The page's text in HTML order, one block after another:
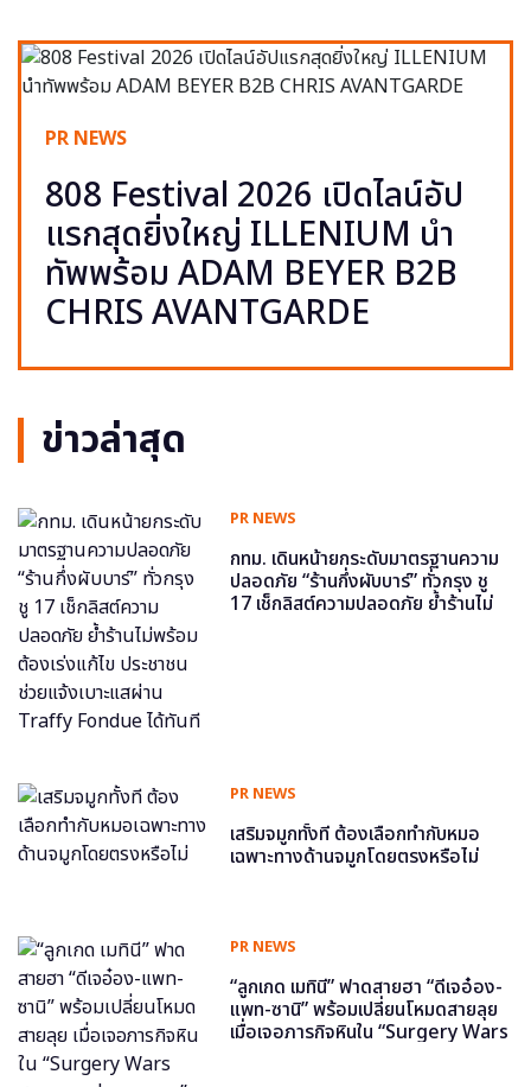
PR NEWS
808 Festival 2026 เปิดไลน์อัป
แรกสุดยิ่งใหญ่ ILLENIUM นำ
ทัพพร้อม ADAM BEYER B2B
CHRIS AVANTGARDE
ข่าวล่าสุด
PR NEWS
กทม. เดินหน้ายกระดับมาตรฐานความ
ปลอดภัย “ร้านกึ่งผับบาร์” ทั่วกรุง ชู
17 เช็กลิสต์ความปลอดภัย ย้ำร้านไม่
PR NEWS
เสริมจมูกทั้งที ต้องเลือกทำกับหมอ
เฉพาะทางด้านจมูกโดยตรงหรือไม่
PR NEWS
“ลูกเกด เมทินี” ฟาดสายฮา “ดีเจอ๋อง-
แพท-ซานิ” พร้อมเปลี่ยนโหมดสายลุย
เมื่อเจอภารกิจหินใน “Surgery Wars